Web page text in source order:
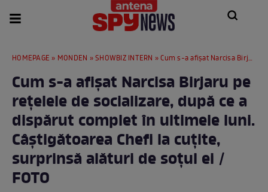
HOMEPAGE » MONDEN »SHOWBIZ INTERN » Cum s-a afișat Narcisa Birjaru pe rețelele de socializare, după ce a dispărut complet în ultimele luni. Câștigătoarea Chefi la cuțite, surprinsă alături de soțul ei / FOTO
Cum s-a afișat Narcisa Birjaru pe
rețelele de socializare, după ce a
dispărut complet în ultimele luni.
Câștigătoarea Chefi la cuțite,
surprinsă alături de soțul ei /
FOTO